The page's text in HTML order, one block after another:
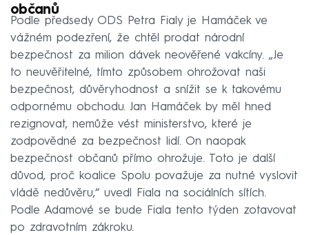
občanů
Podle předsedy ODS Petra Fialy je Hamáček ve
vážném podezření, že chtěl prodat národní
bezpečnost za milion dávek neověřené vakcíny. „Je
to neuvěřitelné, tímto způsobem ohrožovat naši
bezpečnost, důvěryhodnost a snížit se k takovému
odpornému obchodu. Jan Hamáček by měl hned
rezignovat, nemůže vést ministerstvo, které je
zodpovědné za bezpečnost lidí. On naopak
bezpečnost občanů přímo ohrožuje. Toto je další
důvod, proč koalice Spolu považuje za nutné vyslovit
vládě nedůvěru,“ uvedl Fiala na sociálních sítích.
Podle Adamové se bude Fiala tento týden zotavovat
po zdravotním zákroku.